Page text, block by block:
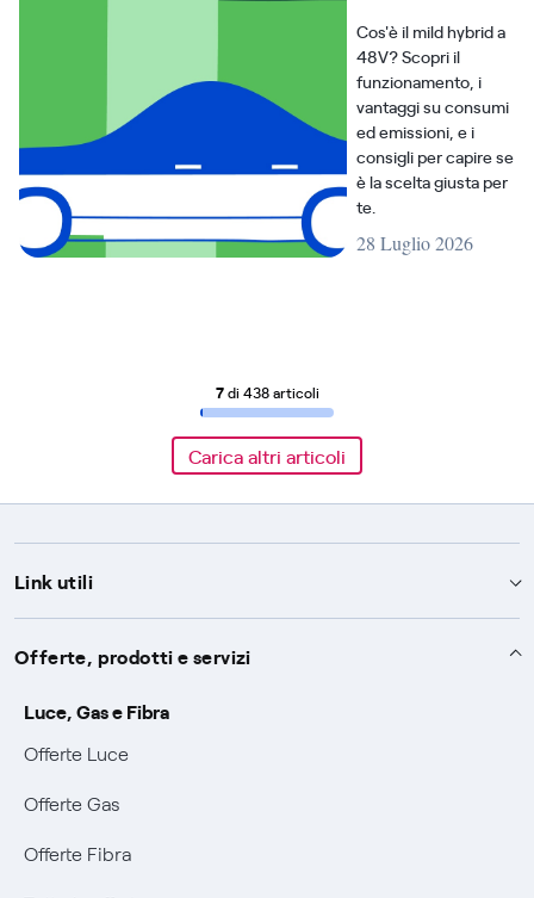
Cos'è il mild hybrid a
48V? Scopri il
funzionamento, i
vantaggi su consumi
ed emissioni, e i
consigli per capire se
è la scelta giusta per
te.
28 Luglio 2026
7di 438 articoli
Carica altri articoli
Link utili
Assistenza
Avvisi
SOS luce e gas
Conciliazioni e risoluzione delle controversie
Negoziazione paritetica
Servizi
Servizio di salvaguardia
Servizio default di distribuzione
Tutele graduali
Collabora con noi
Sponsorizzazioni
Diventa nostro partner
Modulistica e reclami
Offerte, prodotti e servizi
Luce, Gas e Fibra
Offerte Luce
Offerte Gas
Offerte Fibra